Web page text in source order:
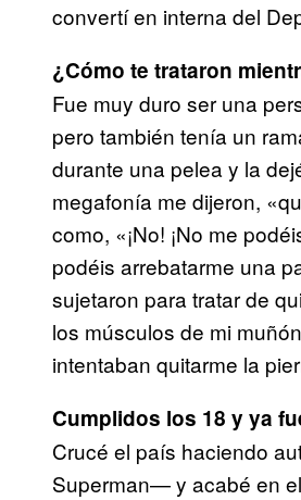
convertí en interna del
¿Cómo te trataron
Fue muy duro ser una
pero también tenía un
durante una pelea y la
megafonía me dijeron,
como, «¡No! ¡No me
podéis arrebatarme una
sujetaron para tratar de
los músculos de mi
intentaban quitarme la
Cumplidos los 18 y ya
Crucé el país haciendo
Superman— y acabé en